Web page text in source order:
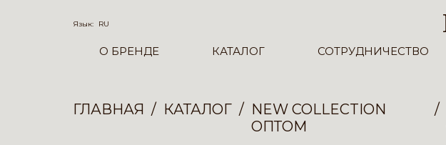
Язык: RU
О БРЕНДЕ КАТАЛОГ СОТРУДНИЧЕСТВО
ГЛАВНАЯ КАТАЛОГ
NEW COLLECTION
ОПТОМ